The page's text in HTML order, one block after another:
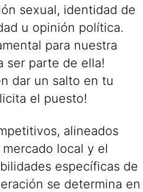
sexual, identidad de
u opinión política.
para nuestra
ser parte de ella!
dar un salto en tu
el puesto!
alineados
local y el
específicas de
se determina en